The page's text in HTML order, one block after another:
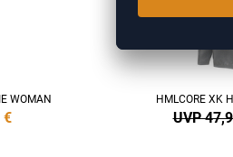
WOMAN
€
HMLCORE XK
UVP